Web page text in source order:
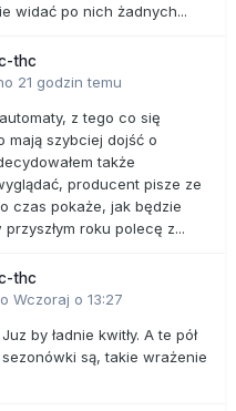
widać po nich żadnych...
thc
21 godzin temu
z tego co się
mają szybciej dojść o
także
producent pisze ze
czas pokaże, jak będzie
roku polecę z...
thc
Wczoraj o 13:27
by ładnie kwitły. A te pół
są, takie wrażenie